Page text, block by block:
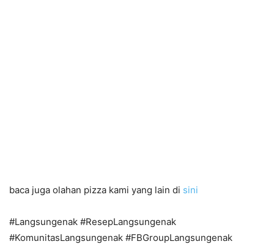
baca juga olahan pizza kami yang lain di sini
#Langsungenak #ResepLangsungenak
#KomunitasLangsungenak #FBGroupLangsungenak